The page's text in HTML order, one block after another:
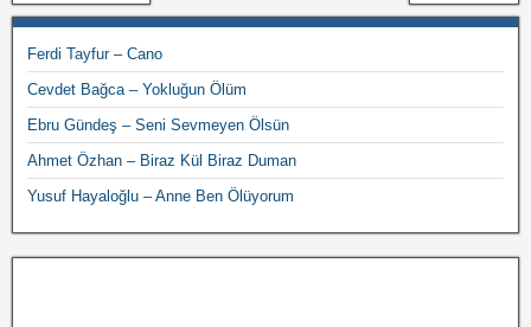
Ferdi Tayfur – Cano
Cevdet Bağca – Yokluğun Ölüm
Ebru Gündeş – Seni Sevmeyen Ölsün
Ahmet Özhan – Biraz Kül Biraz Duman
Yusuf Hayaloğlu – Anne Ben Ölüyorum